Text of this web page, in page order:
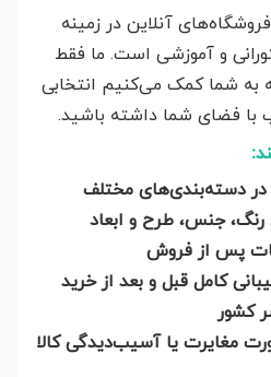
آنلاین در زمینه
و آموزشی است. ما فقط
به شما کمک می‌کنیم انتخابی
با فضای شما داشته باشید.
در دسته‌بندی‌های مختلف
جنس، طرح و ابعاد
پس از فروش
کامل قبل و بعد از خرید
کشور
مغایرت یا آسیب‌دیدگی کالا